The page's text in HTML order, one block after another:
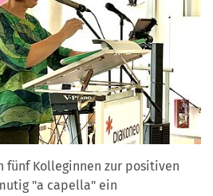
fünf Kolleginnen zur positiven
"a capella" ein